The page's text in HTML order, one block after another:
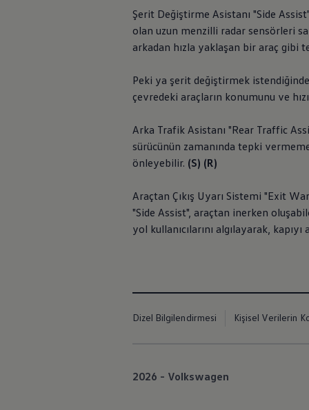
Yetkili Satıcı ve Servisler
Volkswagen Yol Yardım ve İletişim
WLTP ve Yakıt Tasarruf İpuçları
Şerit Değiştirme Asistanı "Side
olan uzun menzilli radar sensörleri
arkadan hızla yaklaşan bir araç gibi
Peki ya şerit değiştirmek
çevredeki araçların konumunu ve
Arka Trafik Asistanı "Rear Traffic
sürücünün zamanında tepki
önleyebilir. (S) (R)
Araçtan Çıkış Uyarı Sistemi "Exit
"Side Assist", araçtan inerken
yol kullanıcılarını algılayarak,
Dizel Bilgilendirmesi Kişisel Verilerin
2026 - Volkswagen